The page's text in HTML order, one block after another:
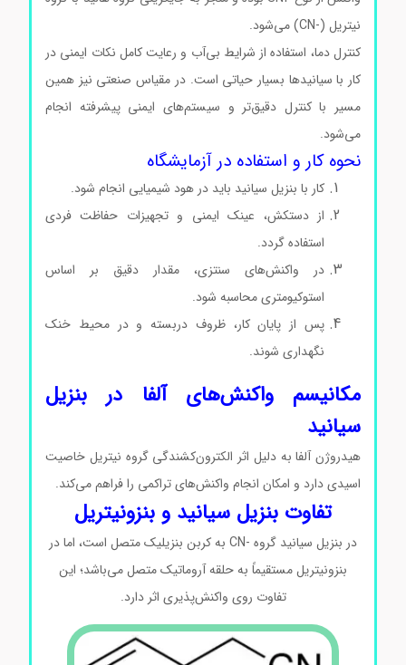
نیتریل (-CN) می‌شود.
کنترل دما، استفاده از شرایط بی‌آب و رعایت کامل نکات ایمنی در
کار با سیانیدها بسیار حیاتی است. در مقیاس صنعتی نیز همین
مسیر با کنترل دقیق‌تر و سیستم‌های ایمنی پیشرفته انجام
می‌شود.
نحوه کار و استفاده در آزمایشگاه
کار با بنزیل سیانید باید در هود شیمیایی انجام شود.
از دستکش، عینک ایمنی و تجهیزات حفاظت فردی
استفاده گردد.
در واکنش‌های سنتزی، مقدار دقیق بر اساس
استوکیومتری محاسبه شود.
پس از پایان کار، ظروف دربسته و در محیط خنک
نگهداری شوند.
مکانیسم واکنش‌های آلفا در بنزیل
سیانید
هیدروژن آلفا به دلیل اثر الکترون‌کشندگی گروه نیتریل خاصیت
اسیدی دارد و امکان انجام واکنش‌های تراکمی را فراهم می‌کند.
تفاوت بنزیل سیانید و بنزونیتریل
در بنزیل سیانید گروه -CN به کربن بنزیلیک متصل است، اما در
بنزونیتریل مستقیماً به حلقه آروماتیک متصل می‌باشد؛ این
تفاوت روی واکنش‌پذیری اثر دارد.